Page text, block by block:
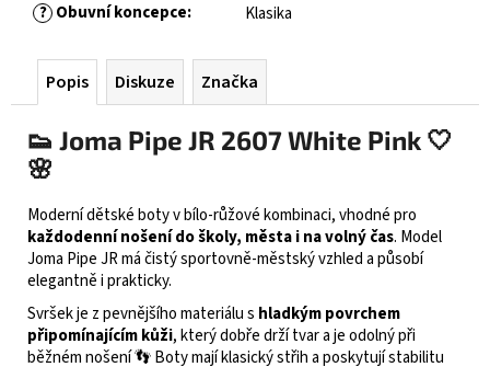
? Obuvní koncepce: Klasika
Popis Diskuze Značka
👟 Joma Pipe JR 2607 White Pink 🤍
🌸
Moderní dětské boty v bílo-růžové kombinaci, vhodné pro
každodenní nošení do školy, města i na volný čas. Model
Joma Pipe JR má čistý sportovně-městský vzhled a působí
elegantně i prakticky.
Svršek je z pevnějšího materiálu s hladkým povrchem
připomínajícím kůži, který dobře drží tvar a je odolný při
běžném nošení 👣 Boty mají klasický střih a poskytují stabilitu